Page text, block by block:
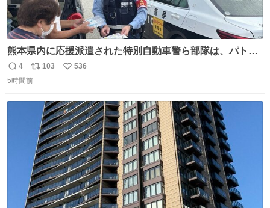
熊本県内に応援派遣された特別自動車警ら部隊は、パトロ
ールを通じて車中泊者への声掛けも行っています。写真
は、福岡県警察の特別自動車警ら部隊が八代警察署管内の
す。こまめな水分・塩分補給を行ってください。 #令和８
年熊本地震 #福岡県警察
返
信
4
リ
ポ
103
い
数
536
5時間前